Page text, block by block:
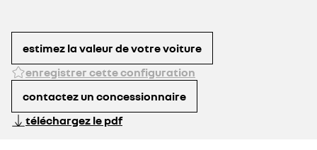
29 €
estimez la valeur de votre voiture
enregistrer cette configuration
contactez un concessionnaire
téléchargez le pdf